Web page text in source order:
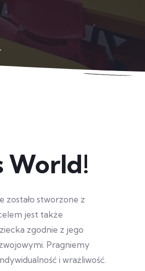
World!
zostało stworzone z
jest także
zgodnie z jego
Pragniemy
i wrażliwość.